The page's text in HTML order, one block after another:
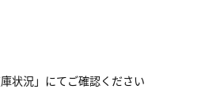
状況」にてご確認ください